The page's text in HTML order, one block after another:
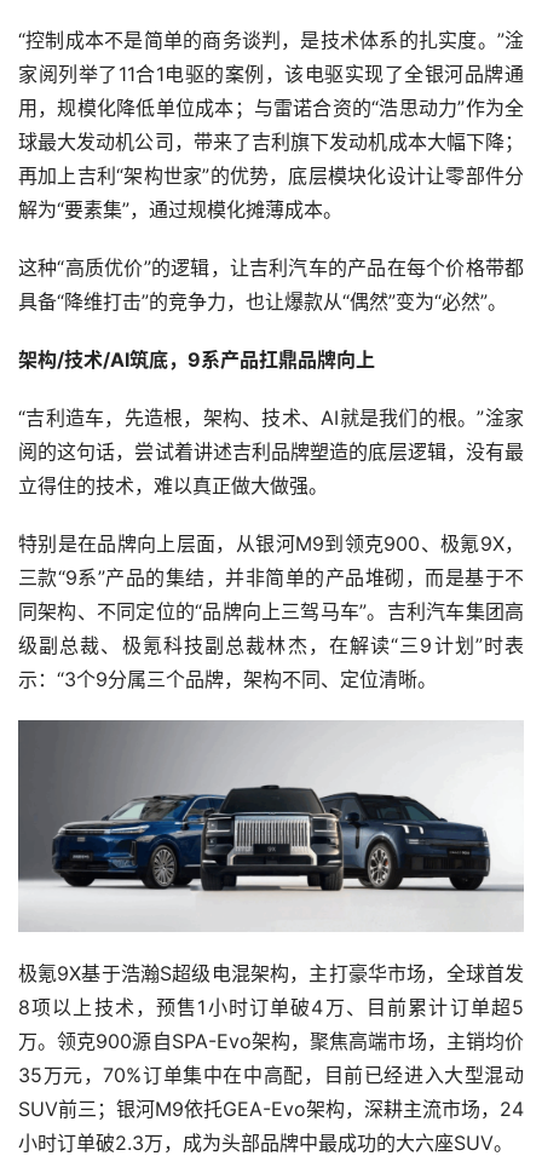
“控制成本不是简单的商务谈判，是技术体系的扎实度。”淦
家阅列举了11合1电驱的案例，该电驱实现了全银河品牌通
用，规模化降低单位成本；与雷诺合资的“浩思动力”作为全
球最大发动机公司，带来了吉利旗下发动机成本大幅下降；
再加上吉利“架构世家”的优势，底层模块化设计让零部件分
解为“要素集”，通过规模化摊薄成本。
这种“高质优价”的逻辑，让吉利汽车的产品在每个价格带都
具备“降维打击”的竞争力，也让爆款从“偶然”变为“必然”。
架构/技术/AI筑底，9系产品扛鼎品牌向上
“吉利造车，先造根，架构、技术、AI就是我们的根。”淦家
阅的这句话，尝试着讲述吉利品牌塑造的底层逻辑，没有最
立得住的技术，难以真正做大做强。
特别是在品牌向上层面，从银河M9到领克900、极氪9X，
三款“9系”产品的集结，并非简单的产品堆砌，而是基于不
同架构、不同定位的“品牌向上三驾马车”。吉利汽车集团高
级副总裁、极氪科技副总裁林杰，在解读“三9计划”时表
示：“3个9分属三个品牌，架构不同、定位清晰。
极氪9X基于浩瀚S超级电混架构，主打豪华市场，全球首发
8项以上技术，预售1小时订单破4万、目前累计订单超5
万。领克900源自SPA-Evo架构，聚焦高端市场，主销均价
35万元，70%订单集中在中高配，目前已经进入大型混动
SUV前三；银河M9依托GEA-Evo架构，深耕主流市场，24
小时订单破2.3万，成为头部品牌中最成功的大六座SUV。